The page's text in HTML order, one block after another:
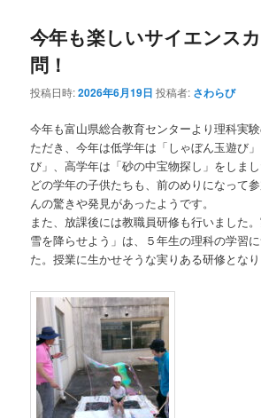
今年も楽しいサイエンス
問！
投稿日時:2026年6月19日 投稿者: さわらび
今年も富山県総合教育センターより理科実
ただき、今年は低学年は「しゃぼん玉遊び
び」、高学年は「砂の中宝物探し」をしまし
どの学年の子供たちも、前のめりになって
んの驚きや発見があったようです。
また、放課後には教職員研修も行いました
雪を降らせよう」は、５年生の理科の学習
た。授業に生かせそうな実りある研修となり